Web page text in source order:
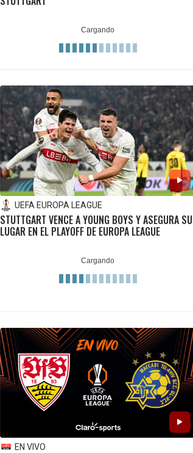
UEFA EUROPA LEAGUE
STUTTGART VENCE A YOUNG BOYS Y ASEGURA SU
LUGAR EN EL PLAYOFF DE EUROPA LEAGUE
EN VIVO